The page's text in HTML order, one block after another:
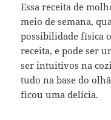
Essa receita de
meio de semana,
possibilidade física
receita, e pode ser
ser intuitivos na
tudo na base do
ficou uma delícia.